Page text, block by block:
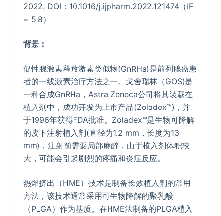
2022. DOI：10.1016/j.ijpharm.2022.121474（IF
= 5.8）
背景：
促性腺激素释放激素类似物(GnRHa)是前列腺癌患
者的一线激素治疗方法之一。戈舍瑞林（GOS)是
一种合成GnRHa，Astra Zeneca公司将其装载在
植入剂中，成功开发为上市产品(Zoladex™)，并
于1996年获得FDA批准。Zoladex™是生物可降解
的皮下注射植入剂(直径为1.2 mm，长度为13
mm)，注射前需要局部麻醉，由于植入剂体积较
大，可能会引起剧烈的疼痛和炎症反应。
热熔挤出（HME）技术是制备长效植入剂的常用
方法，该技术通常采用可生物降解的聚乳酸
（PLGA）作为基质。在HME法制备的PLGA植入